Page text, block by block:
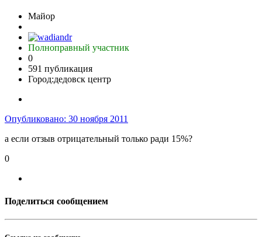
Майор
Полноправный участник
0
591 публикация
Город:дедовск центр
Опубликовано: 30 ноября 2011
а если отзыв отрицательный только ради 15%?
0
Поделиться сообщением